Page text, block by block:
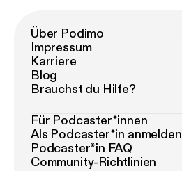
Über Podimo
Impressum
Karriere
Blog
Brauchst du Hilfe?
Für Podcaster*innen
Als Podcaster*in anmelden
Podcaster*in FAQ
Community-Richtlinien